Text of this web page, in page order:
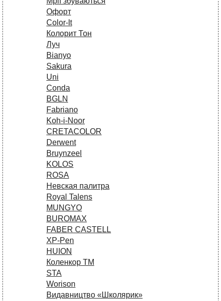
Офорт
Сolor-It
Колорит Тон
Луч
Bianyo
Sakura
Uni
Conda
BGLN
Fabriano
Koh-i-Noor
CRETACOLOR
Derwent
Bruynzeel
KOLOS
ROSA
Невская палитра
Royal Talens
MUNGYO
BUROMAX
FABER CASTELL
XP-Pen
HUION
Коленкор ТМ
STA
Worison
Видавництво «Школярик»